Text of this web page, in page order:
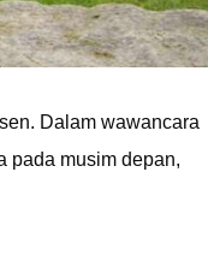
Dalam wawancara
pada musim depan,